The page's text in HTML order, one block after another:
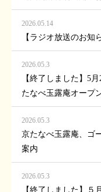
2026.05.14
【ラジオ放送のお知
2026.05.3
【終了しました】5
たなべ玉露庵オープ
2026.05.3
京たなべ玉露庵、ゴ
案内
2026.05.3
【終了しました】５